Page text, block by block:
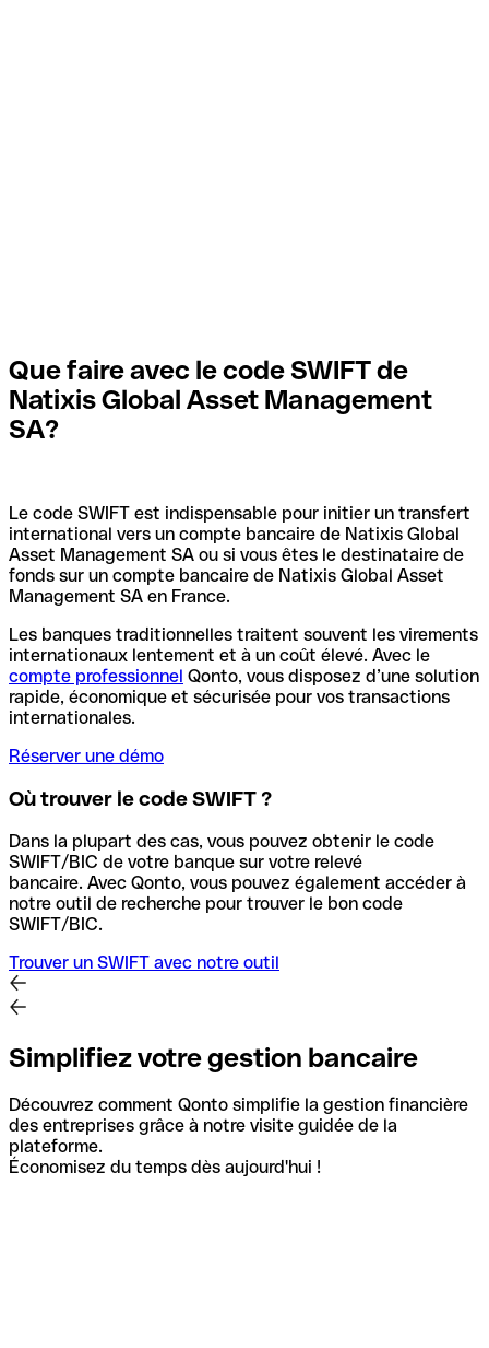
Que faire avec le code SWIFT de
Natixis Global Asset Management
SA?
Le code SWIFT est indispensable pour initier un transfert
international vers un compte bancaire de Natixis Global
Asset Management SA ou si vous êtes le destinataire de
fonds sur un compte bancaire de Natixis Global Asset
Management SA en France.
Les banques traditionnelles traitent souvent les virements
internationaux lentement et à un coût élevé. Avec le
compte professionnel Qonto, vous disposez d’une solution
rapide, économique et sécurisée pour vos transactions
internationales.
Réserver une démo
Où trouver le code SWIFT ?
Dans la plupart des cas, vous pouvez obtenir le code
SWIFT/BIC de votre banque sur votre relevé
bancaire. Avec Qonto, vous pouvez également accéder à
notre outil de recherche pour trouver le bon code
SWIFT/BIC.
Trouver un SWIFT avec notre outil
Simplifiez votre gestion bancaire
Découvrez comment Qonto simplifie la gestion financière
des entreprises grâce à notre visite guidée de la
plateforme.
Économisez du temps dès aujourd'hui !